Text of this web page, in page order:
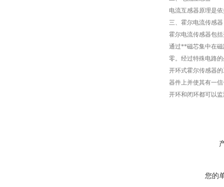
电流互感器原理是
三、霍尔电流传感器
霍尔电流传感器包
通过**磁芯集中在磁
零。经过特殊电路
开环式霍尔传感器
器件上并使其有一
开环和闭环都可以
您的